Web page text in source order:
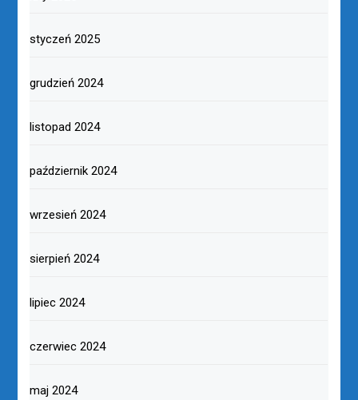
styczeń 2025
grudzień 2024
listopad 2024
październik 2024
wrzesień 2024
sierpień 2024
lipiec 2024
czerwiec 2024
maj 2024